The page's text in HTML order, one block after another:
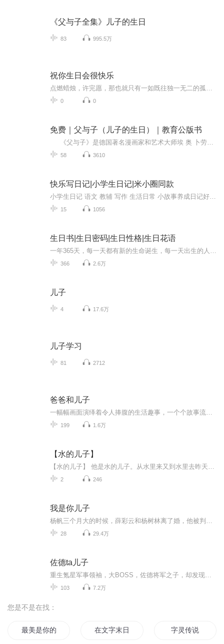
《父与子全集》儿子的生日
83 995.5万
祝你生日会很快乐
0 0
免费｜父与子（儿子的生日）｜教育公版书
58 3610
快乐写日记|小学生日记|米小圈同款
15 1056
生日书|生日密码|生日性格|生日花语
366 2.6万
儿子
4 17.6万
儿子学习
81 2712
爸爸和儿子
199 1.6万
【水的儿子】
2 246
我是你儿子
28 29.4万
佐德ta儿子
103 7.2万
您是不是在找：
最美是你的名字 在文字末日生活的日子 字灵传说